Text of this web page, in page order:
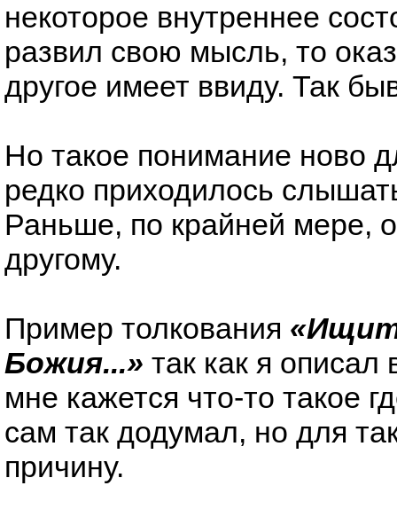
некоторое внутреннее
развил свою мысль, то
другое имеет ввиду. Так
Но такое понимание ново
редко приходилось
Раньше, по крайней мере,
другому.
Пример толкования
Божия...» так как я
мне кажется что-то такое
сам так додумал, но для
причину.